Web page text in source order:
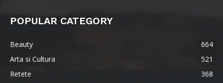
POPULAR CATEGORY
Beauty
664
Arta si Cultura
521
Retete
368